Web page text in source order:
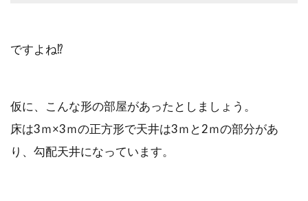
ですよね⁉
仮に、こんな形の部屋があったとしましょう。
床は3ｍ×3ｍの正方形で天井は3ｍと2ｍの部分があ
り、勾配天井になっています。